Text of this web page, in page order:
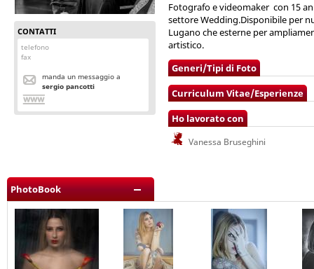
CONTATTI
telefono
fax
manda un messaggio a
sergio pancotti
Fotografo e videomaker con 15
settore Wedding.Disponibile per
Lugano che esterne per
artistico.
Generi/Tipi di Foto
Curriculum Vitae/Esperienze
Ho lavorato con
Vanessa Bruseghini
PhotoBook